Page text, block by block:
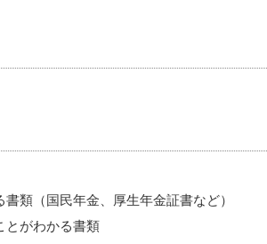
類（国民年金、厚生年金証書など）
とがわかる書類